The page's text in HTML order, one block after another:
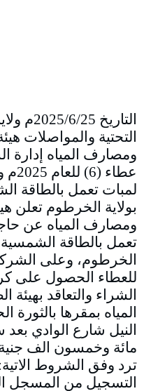
التاريخ
التحتية والمواصلات
ومصارف المياه إدارة
لمبات تعمل بالطاقة
بولاية الخرطوم تعلن
ومصارف المياه عن
تعمل بالطاقة الشمسية
الخرطوم، وعلى
للعطاء الحصول على
الشراء والتعاقد
مائة وخمسون الف